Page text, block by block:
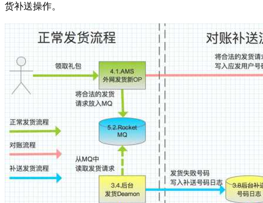
货补送操作。